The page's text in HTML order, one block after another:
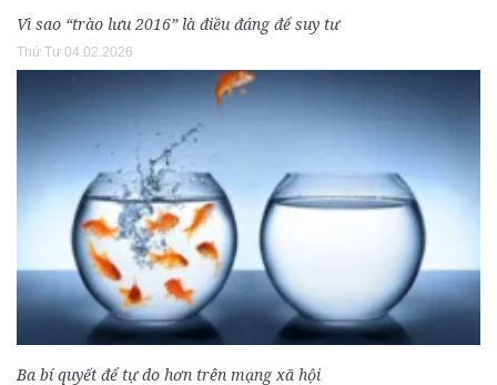
Vì sao “trào lưu 2016” là điều đáng để suy tư
Thứ Tư 04.02.2026
Ba bí quyết để tự do hơn trên mạng xã hội